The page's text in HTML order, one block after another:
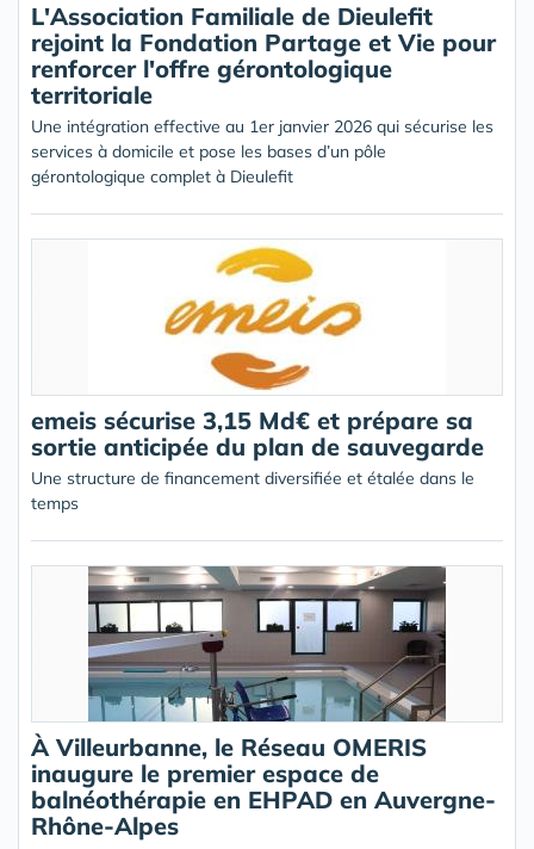
L'Association Familiale de Dieulefit
rejoint la Fondation Partage et Vie pour
renforcer l'offre gérontologique
territoriale
Une intégration effective au 1er janvier 2026 qui sécurise les
services à domicile et pose les bases d’un pôle
gérontologique complet à Dieulefit
emeis sécurise 3,15 Md€ et prépare sa
sortie anticipée du plan de sauvegarde
Une structure de financement diversifiée et étalée dans le
temps
À Villeurbanne, le Réseau OMERIS
inaugure le premier espace de
balnéothérapie en EHPAD en Auvergne-
Rhône-Alpes